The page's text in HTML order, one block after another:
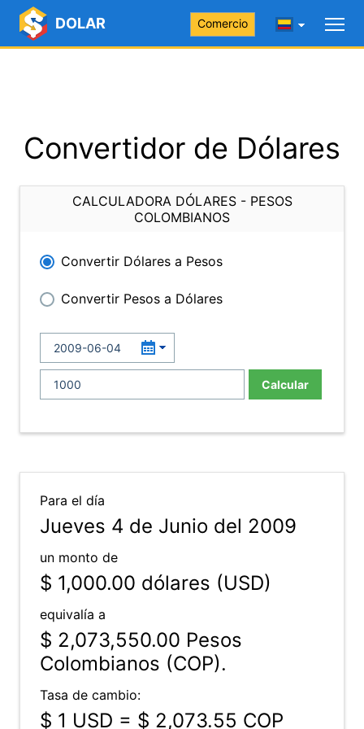
DOLAR Comercio
Convertidor de Dólares
CALCULADORA DÓLARES - PESOS
COLOMBIANOS
Convertir Dólares a Pesos
Convertir Pesos a Dólares
Calcular
Para el día
Jueves 4 de Junio del 2009
un monto de
$ 1,000.00 dólares (USD)
equivalía a
$ 2,073,550.00 Pesos
Colombianos (COP).
Tasa de cambio:
$ 1 USD = $ 2,073.55 COP